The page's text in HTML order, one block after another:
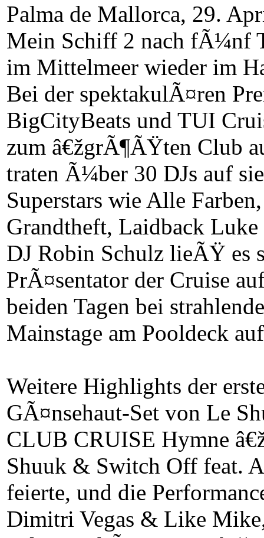
Palma de Mallorca, 29.
Mein Schiff 2 nach fÃ¼nf
im Mittelmeer wieder im
Bei der spektakulÃ¤ren
BigCityBeats und TUI
zum â€žgrÃ¶ÃŸten Club
traten Ã¼ber 30 DJs auf
Superstars wie Alle
Grandtheft, Laidback
DJ Robin Schulz lieÃŸ es
PrÃ¤sentator der Cruise
beiden Tagen bei
Mainstage am Pooldeck
Weitere Highlights der
GÃ¤nsehaut-Set von Le
CLUB CRUISE Hymne
Shuuk & Switch Off feat.
feierte, und die
Dimitri Vegas & Like